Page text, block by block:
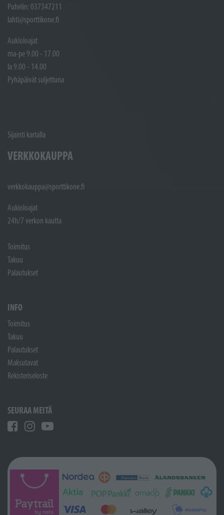
Puhelin: 037347211
lahti@sporttikone.fi
Aukioloajat
ma-pe 9.00 - 17.00
la 9.00 - 14.00
Pyhäpäivät suljettuna
Sijainti kartalla
VERKKOKAUPPA
verkkokauppa@sporttikone.fi
Aukioloajat
24h/7 verkon kautta
Toimitus
Takuu
Palautukset
INFO
Toimitus
Takuu
Palautukset
Maksutavat
Rekisteriseloste
SEURAA MEITÄ